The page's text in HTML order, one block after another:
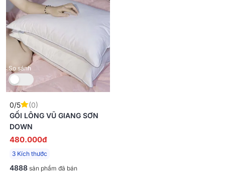
So sánh
0/5
(0)
GỐI LÔNG VŨ GIANG SƠN
DOWN
480.000đ
3 Kích thước
4888 sản phẩm đã bán